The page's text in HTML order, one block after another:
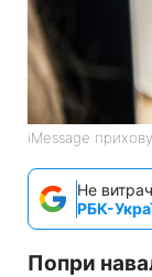
iMessage
Не
РБК-
Попри